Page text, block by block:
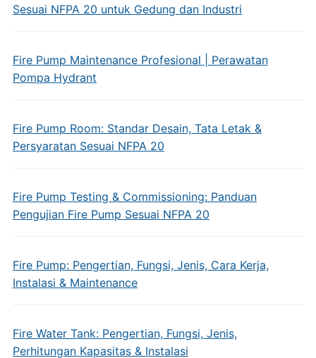
Sesuai NFPA 20 untuk Gedung dan Industri
Fire Pump Maintenance Profesional | Perawatan
Pompa Hydrant
Fire Pump Room: Standar Desain, Tata Letak &
Persyaratan Sesuai NFPA 20
Fire Pump Testing & Commissioning: Panduan
Pengujian Fire Pump Sesuai NFPA 20
Fire Pump: Pengertian, Fungsi, Jenis, Cara Kerja,
Instalasi & Maintenance
Fire Water Tank: Pengertian, Fungsi, Jenis,
Perhitungan Kapasitas & Instalasi